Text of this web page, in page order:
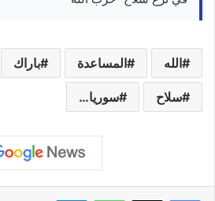
الله المساعدة باراك
سلاح سوريا…